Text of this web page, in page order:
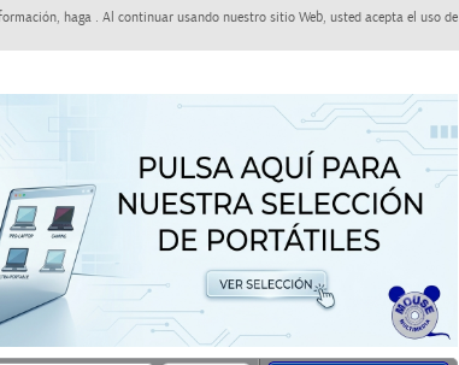
haga . Al continuar usando nuestro sitio Web, usted acepta el uso de